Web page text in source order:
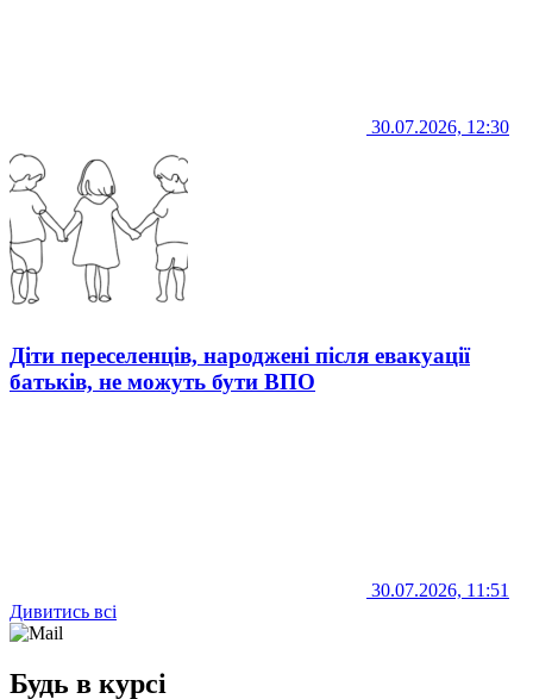
30.07.2026, 12:30
Діти переселенців, народжені після евакуації
батьків, не можуть бути ВПО
30.07.2026, 11:51
Дивитись всі
Будь в курсі